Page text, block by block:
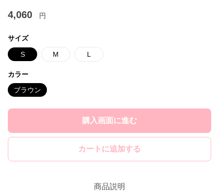
4,060 円
サイズ
S M L
カラー
ブラウン
購入画面に進む
カートに追加する
商品説明